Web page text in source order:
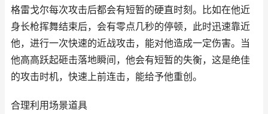
格雷戈尔每次攻击后都会有短暂的硬直时刻。比如在他近
身长枪挥舞结束后，会有零点几秒的停顿，此时迅速靠近
他，进行一次快速的近战攻击，能对他造成一定伤害。当
他高高跃起砸击落地瞬间，他会有短暂的失衡，这是绝佳
的攻击时机，快速上前连击，能给予他重创。
合理利用场景道具